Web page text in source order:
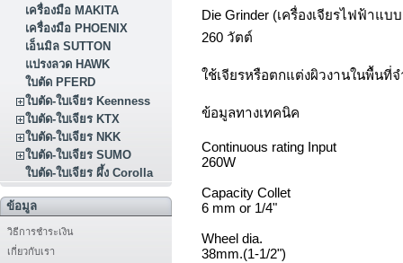
เครื่องมือ MAKITA
เครื่องมือ PHOENIX
เอ็นมิล SUTTON
แปรงลวด HAWK
ใบตัด PFERD
ใบตัด-ใบเจียร Keenness
ใบตัด-ใบเจียร KTX
ใบตัด-ใบเจียร NKK
ใบตัด-ใบเจียร SUMO
ใบตัด-ใบเจียร ผึ้ง Corolla
ข้อมูล
วิธีการชำระเงิน
เกี่ยวกับเรา
Die Grinder (เครื่องเจียรไฟฟ้าแ
260 วัตต์
ใช้เจียรหรือตกแต่งผิวงานในพื้นที่
ข้อมูลทางเทคนิค
Continuous rating Input
260W
Capacity Collet
6 mm or 1/4"
Wheel dia.
38mm.(1-1/2")